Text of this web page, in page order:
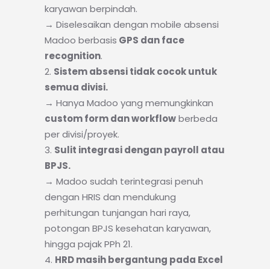
karyawan berpindah.
→ Diselesaikan dengan mobile absensi
Madoo berbasis GPS dan face
recognition.
Sistem absensi tidak cocok untuk
semua divisi.
→ Hanya Madoo yang memungkinkan
custom form dan workflowberbeda
per divisi/proyek.
Sulit integrasi dengan payroll atau
BPJS.
→ Madoo sudah terintegrasi penuh
dengan HRIS dan mendukung
perhitungan tunjangan hari raya,
potongan BPJS kesehatan karyawan,
hingga pajak PPh 21.
HRD masih bergantung pada Excel